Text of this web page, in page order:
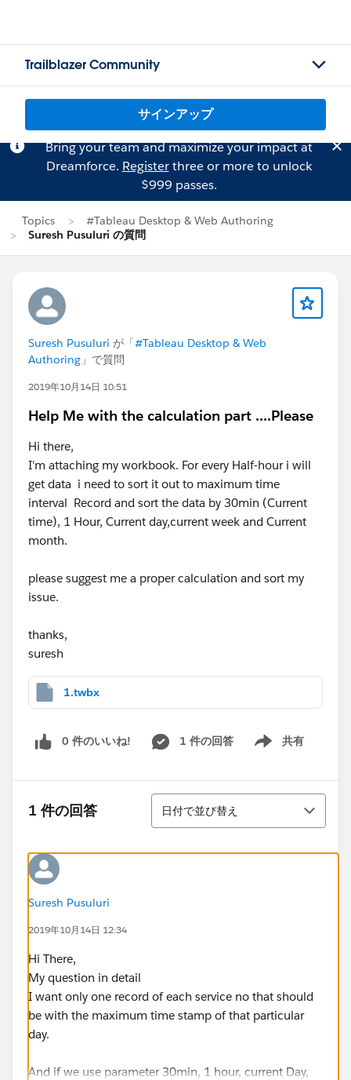
Trailblazer Community
サインアップ
Bring your team and maximize your impact at
Dreamforce. Registerthree or more to unlock
$999 passes.
Topics
#Tableau Desktop & Web Authoring
Suresh Pusuluri の質問
Suresh Pusuluri が「#Tableau Desktop & Web
Authoring 」で質問
2019年10月14日 10:51
Help Me with the calculation part ....Please
Hi there,
I'm attaching my workbook. For every Half-hour i will
get data i need to sort it out to maximum time
interval Record and sort the data by 30min (Current
time), 1 Hour, Current day,current week and Current
month.
please suggest me a proper calculation and sort my
issue.
thanks,
suresh
1.twbx
0 件のいいね! 1 件の回答 共有
Show menu
1 件の回答
並び替え
日付で並び替え
Suresh Pusuluri
2019年10月14日 12:34
Hi There,
My question in detail
I want only one record of each service no that should
be with the maximum time stamp of that particular
day.
And if we use parameter 30min, 1 hour, current Day,